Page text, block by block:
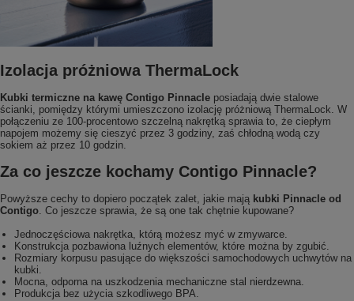
Izolacja próżniowa ThermaLock
Kubki termiczne na kawę Contigo Pinnacle posiadają dwie stalowe
ścianki, pomiędzy którymi umieszczono izolację próżniową ThermaLock. W
połączeniu ze 100-procentowo szczelną nakrętką sprawia to, że ciepłym
napojem możemy się cieszyć przez 3 godziny, zaś chłodną wodą czy
sokiem aż przez 10 godzin.
Za co jeszcze kochamy Contigo Pinnacle?
Powyższe cechy to dopiero początek zalet, jakie mają kubki Pinnacle od
Contigo. Co jeszcze sprawia, że są one tak chętnie kupowane?
Jednoczęściowa nakrętka, którą możesz myć w zmywarce.
Konstrukcja pozbawiona luźnych elementów, które można by zgubić.
Rozmiary korpusu pasujące do większości samochodowych uchwytów na
kubki.
Mocna, odporna na uszkodzenia mechaniczne stal nierdzewna.
Produkcja bez użycia szkodliwego BPA.